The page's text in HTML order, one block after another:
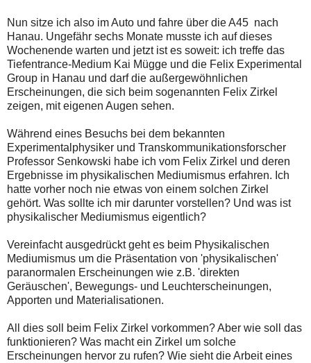
Nun sitze ich also im Auto und fahre über die A45 nach
Hanau. Ungefähr sechs Monate musste ich auf dieses
Wochenende warten und jetzt ist es soweit: ich treffe das
Tiefentrance-Medium Kai Mügge und die Felix Experimental
Group in Hanau und darf die außergewöhnlichen
Erscheinungen, die sich beim sogenannten Felix Zirkel
zeigen, mit eigenen Augen sehen.
Während eines Besuchs bei dem bekannten
Experimentalphysiker und Transkommunikationsforscher
Professor Senkowski habe ich vom Felix Zirkel und deren
Ergebnisse im physikalischen Mediumismus erfahren. Ich
hatte vorher noch nie etwas von einem solchen Zirkel
gehört. Was sollte ich mir darunter vorstellen? Und was ist
physikalischer Mediumismus eigentlich?
Vereinfacht ausgedrückt geht es beim Physikalischen
Mediumismus um die Präsentation von 'physikalischen'
paranormalen Erscheinungen wie z.B. 'direkten
Geräuschen', Bewegungs- und Leuchterscheinungen,
Apporten und Materialisationen.
All dies soll beim Felix Zirkel vorkommen? Aber wie soll das
funktionieren? Was macht ein Zirkel um solche
Erscheinungen hervor zu rufen? Wie sieht die Arbeit eines